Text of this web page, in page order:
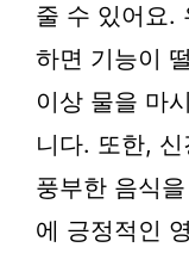
줄 수 있어요.
하면 기능이
이상 물을 마
니다. 또한,
풍부한 음식
에 긍정적인